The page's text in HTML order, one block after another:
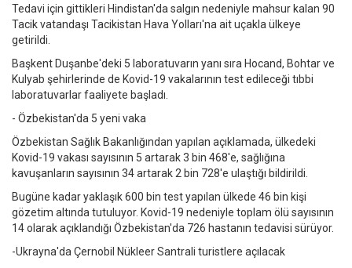
Tedavi için gittikleri Hindistan'da salgın nedeniyle mahsur kalan 90
Tacik vatandaşı Tacikistan Hava Yolları'na ait uçakla ülkeye
getirildi.
Başkent Duşanbe'deki 5 laboratuvarın yanı sıra Hocand, Bohtar ve
Kulyab şehirlerinde de Kovid-19 vakalarının test edileceği tıbbi
laboratuvarlar faaliyete başladı.
- Özbekistan'da 5 yeni vaka
Özbekistan Sağlık Bakanlığından yapılan açıklamada, ülkedeki
Kovid-19 vakası sayısının 5 artarak 3 bin 468'e, sağlığına
kavuşanların sayısının 34 artarak 2 bin 728'e ulaştığı bildirildi.
Bugüne kadar yaklaşık 600 bin test yapılan ülkede 46 bin kişi
gözetim altında tutuluyor. Kovid-19 nedeniyle toplam ölü sayısının
14 olarak açıklandığı Özbekistan'da 726 hastanın tedavisi sürüyor.
-Ukrayna'da Çernobil Nükleer Santrali turistlere açılacak